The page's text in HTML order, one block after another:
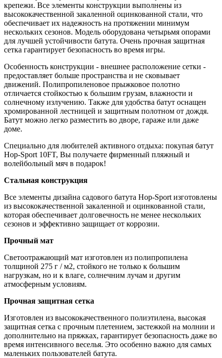
крепежи. Все элементы конструкции выполнены из
высококачественной закаленной оцинкованной стали, что
обеспечивает их надежность на протяжении минимум
нескольких сезонов. Модель оборудована четырьмя опорами
для лучшей устойчивости батута. Очень прочная защитная
сетка гарантирует безопасность во время игры.
Особенность конструкции - внешнее расположение сетки -
предоставляет больше пространства и не сковывает
движений. Полипропиленовое прыжковое полотно
отличается стойкостью к большим грузам, влажности и
солнечному излучению. Также для удобства батут оснащен
хромированной лестницей и защитным полотном от дождя.
Батут можно легко разместить во дворе, гараже или даже
доме.
Специально для любителей активного отдыха: покупая батут
Hop-Sport 10FT, Вы получаете фирменный пляжный и
волейбольный мяч в подарок!
Стальная конструкция
Все элементы дизайна садового батута Hop-Sport изготовлены
из высококачественной закаленной и оцинкованной стали,
которая обеспечивает долговечность не менее нескольких
сезонов и эффективно защищает от коррозии.
Прочный мат
Светоотражающий мат изготовлен из полипропилена
толщиной 275 г / м2, стойкого не только к большим
нагрузкам, но и к влаге, солнечним лучам и другим
атмосферным условиям.
Прочная защитная сетка
Изготовлен из высококачественного полиэтилена, высокая
защитная сетка с прочным плетением, застежкой на молнии и
дополнительно на пряжках, гарантирует безопасность даже во
время интенсивного веселья. Это особенно важно для самых
маленьких пользователей батута.